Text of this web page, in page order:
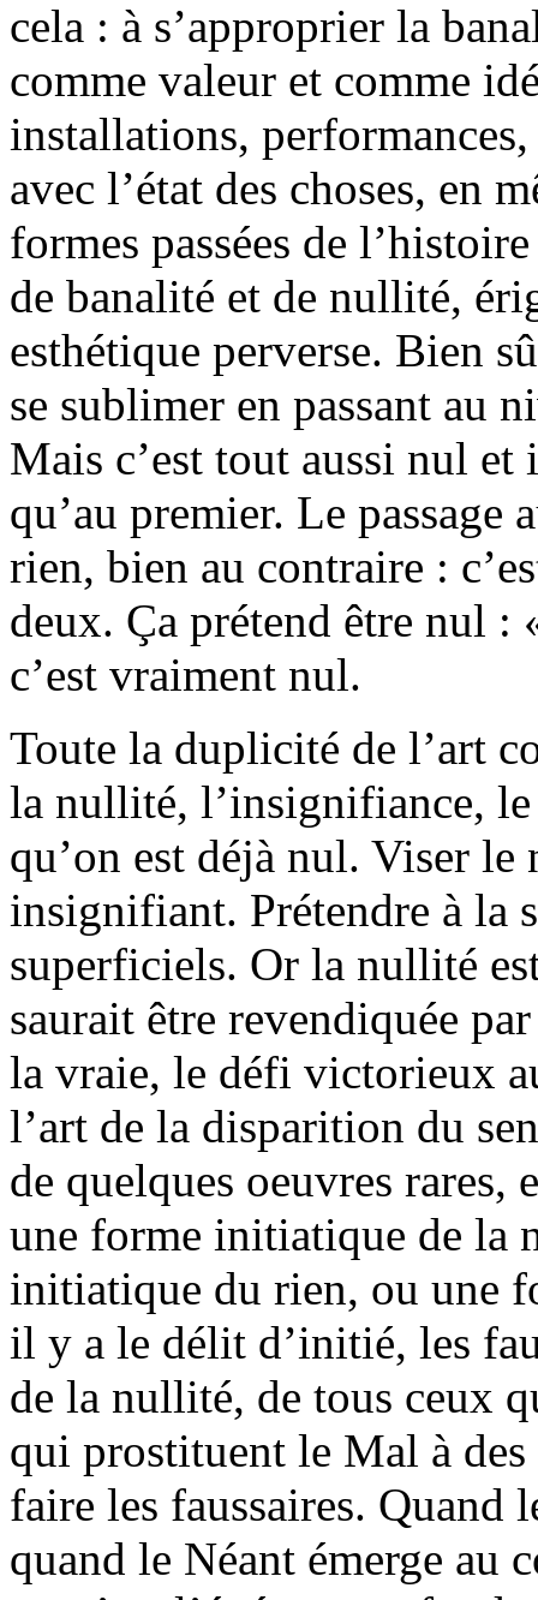
cela : à s’approprier la
comme valeur et comme
installations,
avec l’état des choses, en
formes passées de
de banalité et de nullité,
esthétique perverse. Bien
se sublimer en passant au
Mais c’est tout aussi nul
qu’au premier. Le passage
rien, bien au contraire :
deux. Ça prétend être nul
c’est vraiment nul.
Toute la duplicité de l’art
la nullité, l’insignifiance,
qu’on est déjà nul. Viser le
insignifiant. Prétendre à la
superficiels. Or la nullité
saurait être revendiquée
la vraie, le défi victorieux
l’art de la disparition du
de quelques oeuvres
une forme initiatique de la
initiatique du rien, ou une
il y a le délit d’initié, les
de la nullité, de tous ceux
qui prostituent le Mal à
faire les faussaires. Quand
quand le Néant émerge au